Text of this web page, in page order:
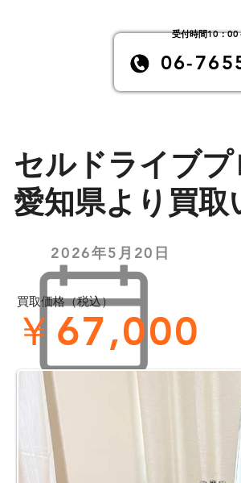
06-
受付時間10：
セルドライブ
愛知県より買取
2026年5月20日
買取価格（税込）
￥67,000